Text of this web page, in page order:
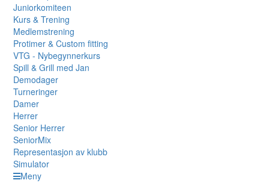
Juniorkomiteen
Kurs & Trening
Medlemstrening
Protimer & Custom fitting
VTG - Nybegynnerkurs
Spill & Grill med Jan
Demodager
Turneringer
Damer
Herrer
Senior Herrer
SeniorMix
Representasjon av klubb
Simulator
Meny